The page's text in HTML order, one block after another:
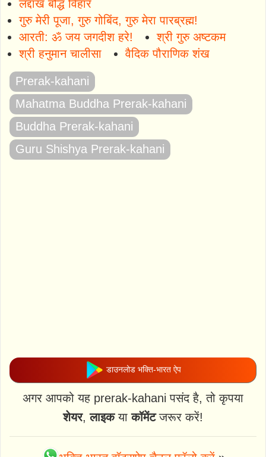
लद्दाख बौद्ध विहार
गुरु मेरी पूजा, गुरु गोबिंद, गुरु मेरा पारब्रह्म!
आरती: ॐ जय जगदीश हरे!
श्री गुरु अष्टकम
श्री हनुमान चालीसा
वैदिक पौराणिक शंख
Prerak-kahani
Mahatma Buddha Prerak-kahani
Buddha Prerak-kahani
Guru Shishya Prerak-kahani
डाउनलोड भक्ति-भारत ऐप
अगर आपको यह prerak-kahani पसंद है, तो कृपया
शेयर,लाइकयाकॉमेंटजरूर करें!